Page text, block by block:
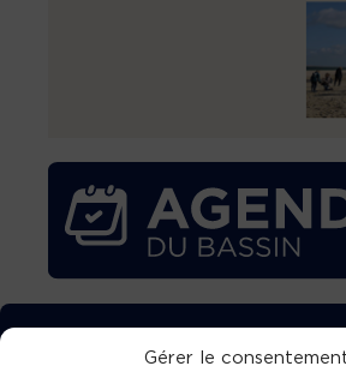
Gérer le
TÉLÉCHARGEZ